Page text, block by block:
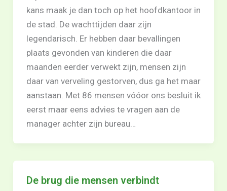
kans maak je dan toch op het hoofdkantoor in
de stad. De wachttijden daar zijn
legendarisch. Er hebben daar bevallingen
plaats gevonden van kinderen die daar
maanden eerder verwekt zijn, mensen zijn
daar van verveling gestorven, dus ga het maar
aanstaan. Met 86 mensen vóóor ons besluit ik
eerst maar eens advies te vragen aan de
manager achter zijn bureau…
De brug die mensen verbindt